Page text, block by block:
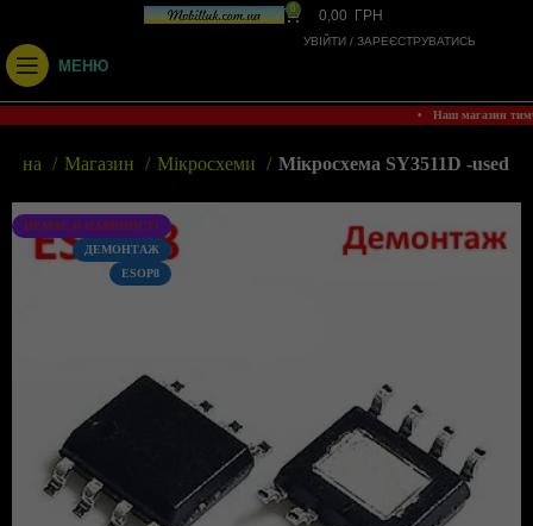
0 0,00 ГРН
УВІЙТИ / ЗАРЕЄСТРУВАТИСЬ
МЕНЮ
• Наш магазин
Магазин Мікросхеми Мікросхема SY3511D -used
НЕМАЄ В НАЯВНОСТІ
ДЕМОНТАЖ
ESOP8